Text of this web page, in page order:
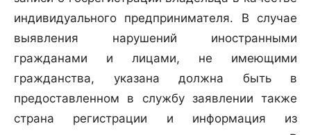
индивидуального предпринимателя. В случае
выявления нарушений иностранными
гражданами и лицами, не имеющими
гражданства, указана должна быть в
предоставленном в службу заявлении также
страна регистрации и информация из